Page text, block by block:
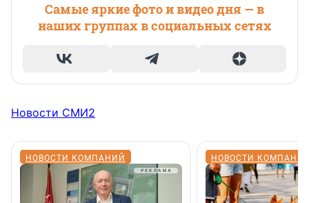
Самые яркие фото и видео дня — в
наших группах в социальных сетях
Новости СМИ2
НОВОСТИ КОМПАНИЙ НОВОСТИ